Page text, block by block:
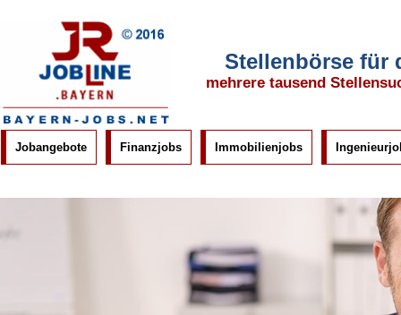
Stellenbörse für
mehrere tausend
Jobangebote Finanzjobs Immobilienjobs